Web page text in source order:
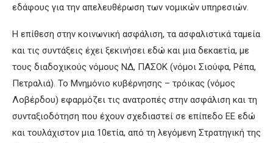
εδάφους για την απελευθέρωση των νομικών υπηρεσιών.
Η επίθεση στην κοινωνική ασφάλιση, τα ασφαλιστικά ταμεία
και τις συντάξεις έχει ξεκινήσει εδώ και μια δεκαετία, με
τους διαδοχικούς νόμους ΝΔ, ΠΑΣΟΚ (νόμοι Σιούφα, Ρέπα,
Πετραλιά). Το Μνημόνιο κυβέρνησης – τρόικας (νόμος
Λοβέρδου) εφαρμόζει τις ανατροπές στην ασφάλιση και τη
συνταξιοδότηση που έχουν σχεδιαστεί σε επίπεδο ΕΕ εδώ
και τουλάχιστον μια 10ετία, από τη λεγόμενη Στρατηγική της